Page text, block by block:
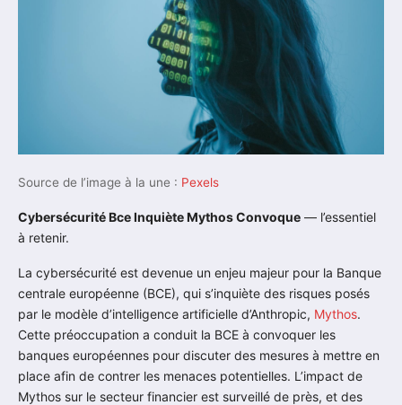
Source de l’image à la une : Pexels
Cybersécurité Bce Inquiète Mythos Convoque — l’essentiel
à retenir.
La cybersécurité est devenue un enjeu majeur pour la Banque
centrale européenne (BCE), qui s’inquiète des risques posés
par le modèle d’intelligence artificielle d’Anthropic, Mythos.
Cette préoccupation a conduit la BCE à convoquer les
banques européennes pour discuter des mesures à mettre en
place afin de contrer les menaces potentielles. L’impact de
Mythos sur le secteur financier est surveillé de près, et des